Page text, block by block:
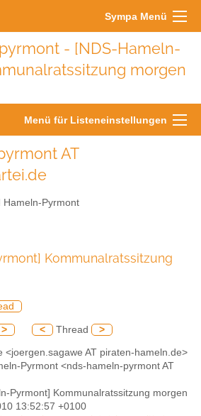
Sympa Menü
- [NDS-Hameln-
morgen
Menü für Listeneinstellungen
AT
Hameln-Pyrmont
Kommunalratssitzung
> < Thread >
<joergen.sagawe AT piraten-hameln.de>
Pyrmont <nds-hameln-pyrmont AT
Pyrmont] Kommunalratssitzung morgen
13:52:57 +0100